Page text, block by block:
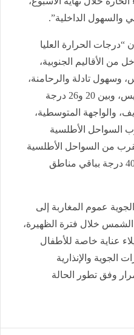
والسهول الداخلية”.
“درجات الحرارة العليا
درجة بالداخل من الأقاليم الجنوبية،
تادلة والرحامنة،
وأولماس، وداخل الغرب والسايس، وبين 20 و26 درجة
والواجهة المتوسطية،
السواحل الأطلسية
26 و33 درجة بالقرب من السواحل الأطلسية
الشمالية والوسطى، وبين 33 و40 درجة بباقي مناطق
عموم المغاربة إلى
خلال فترة الظهيرة،
عناية خاصة للأطفال
الجوية والإنذارية
وفق تطور الحالة